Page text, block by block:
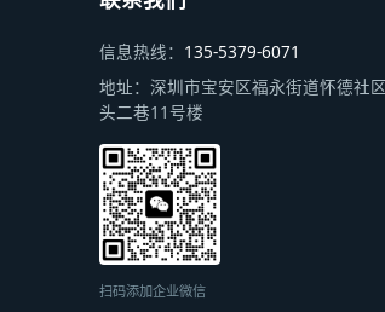
信息热线： 135-5379-6071
地址： 深圳市宝安区福永街道怀德社
头二巷11号楼
扫码添加企业微信